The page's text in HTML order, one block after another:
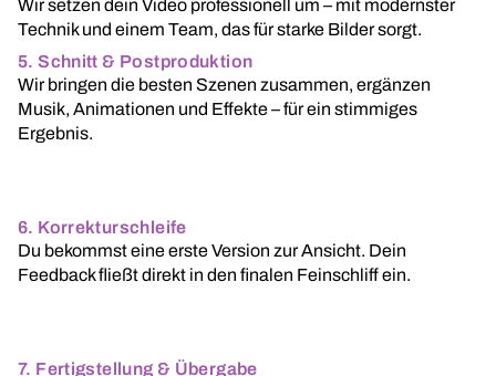
Wir setzen dein Video professionell um – mit modernster
Technik und einem Team, das für starke Bilder sorgt.
5. Schnitt & Postproduktion
Wir bringen die besten Szenen zusammen, ergänzen
Musik, Animationen und Effekte – für ein stimmiges
Ergebnis.
6. Korrekturschleife
Du bekommst eine erste Version zur Ansicht. Dein
Feedback fließt direkt in den finalen Feinschliff ein.
7. Fertigstellung & Übergabe